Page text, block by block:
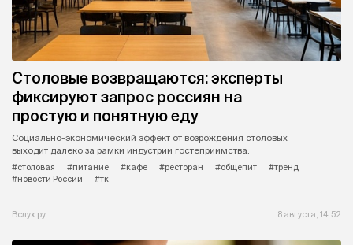
Столовые возвращаются: эксперты
фиксируют запрос россиян на
простую и понятную еду
Социально-экономический эффект от возрождения столовых
выходит далеко за рамки индустрии гостеприимства.
#столовая
#питание #кафе #ресторан #общепит
#тренд
#новости России
#тк
Вслух.ру 8 августа, 14:52